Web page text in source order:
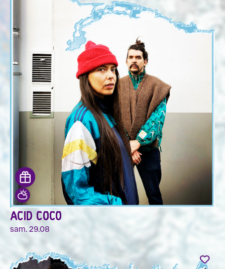
ACID COCO
sam. 29.08